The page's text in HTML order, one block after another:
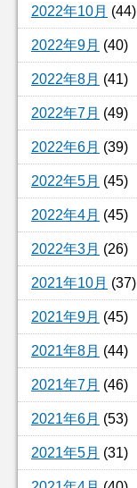
2022年10月 (44)
2022年9月 (40)
2022年8月 (41)
2022年7月 (49)
2022年6月 (39)
2022年5月 (45)
2022年4月 (45)
2022年3月 (26)
2021年10月 (37)
2021年9月 (45)
2021年8月 (44)
2021年7月 (46)
2021年6月 (53)
2021年5月 (31)